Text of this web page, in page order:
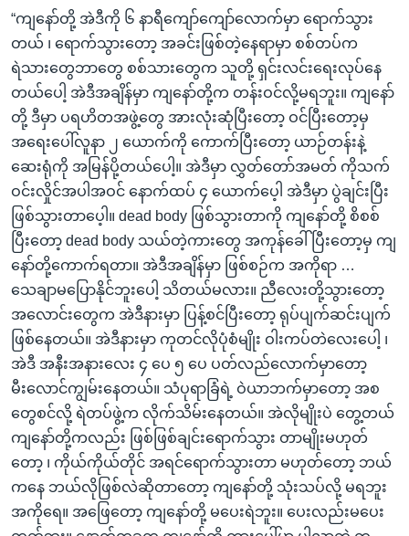
“ကျနော်တို့ အဲဒီကို ၆ နာရီကျော်ကျော်လောက်မှာ ရောက်သွား
တယ် ၊ ရောက်သွားတော့ အခင်းဖြစ်တဲ့နေရာမှာ စစ်တပ်က
ရဲသားတွေဘာတွေ စစ်သားတွေက သူတို့ ရှင်းလင်းရေးလုပ်နေ
တယ်ပေါ့ အဲဒီအချိန်မှာ ကျနော်တို့က တန်းဝင်လို့မရဘူး။ ကျနော်
တို့ ဒီမှာ ပရဟိတအဖွဲ့တွေ အားလုံးဆုံပြီးတော့ ဝင်ပြီးတော့မှ
အရေးပေါ်လူနာ ၂ ယောက်ကို ကောက်ပြီးတော့ ယာဉ်တန်းနဲ့
ဆေးရုံကို အမြန်ပို့တယ်ပေါ့။ အဲဒီမှာ လွှတ်တော်အမတ် ကိုသက်
ဝင်းလှိုင်အပါအဝင် နောက်ထပ် ၄ ယောက်ပေ့ါ အဲဒီမှာ ပွဲချင်းပြီး
ဖြစ်သွားတာပေ့ါ။ dead body ဖြစ်သွားတာကို ကျနော်တို့ စိစစ်
ပြီးတော့ dead body သယ်တဲ့ကားတွေ အကုန်ခေါ်ပြီးတော့မှ ကျ
နော်တို့ကောက်ရတာ။ အဲဒီအချိန်မှာ ဖြစ်စဉ်က အကိုရာ …
သေချာမပြောနိုင်ဘူးပေါ့ သိတယ်မလား။ ညီလေးတို့သွားတော့
အလောင်းတွေက အဲဒီနားမှာ ပြန့်စင်ပြီးတော့ ရုပ်ပျက်ဆင်းပျက်
ဖြစ်နေတယ်။ အဲဒီနားမှာ ကုတင်လိုပုံစံမျိုး ဝါးကပ်တဲလေးပေါ့ ၊
အဲဒီ အနီးအနားလေး ၄ ပေ ၅ ပေ ပတ်လည်လောက်မှာတော့
မီးလောင်ကျွမ်းနေတယ်။ သံပုရာခြံရဲ့ ဝဲယာဘက်မှာတော့ အစ
တွေစင်လို့ ရဲတပ်ဖွဲ့က လိုက်သိမ်းနေတယ်။ အဲလိုမျိုးပဲ တွေ့တယ်
ကျနော်တို့ကလည်း ဖြစ်ဖြစ်ချင်းရောက်သွား တာမျိုးမဟုတ်
တော့ ၊ ကိုယ်ကိုယ်တိုင် အရင်ရောက်သွားတာ မဟုတ်တော့ ဘယ်
ကနေ ဘယ်လိုဖြစ်လဲဆိုတာတော့ ကျနော်တို့ သုံးသပ်လို့ မရဘူး
အကိုရေ။ အဖြေတော့ ကျနော်တို့ မပေးရဲဘူး။ ပေးလည်းမပေး